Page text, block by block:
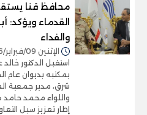
محافظ قنا
القدماء ويؤكد:
والفداء
الإثنين 09/فبراير/2026 - 03:10 م
استقبل الدكتور
بمكتبه بديوان عام
شرق، مدير جمعية
واللواء محمد
إطار تعزيز سبل